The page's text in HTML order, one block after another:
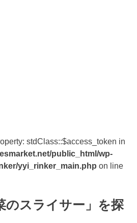
stdClass::$access_token in
public_html/wp-
yyi_rinker_main.php on line
のスライサー」を探